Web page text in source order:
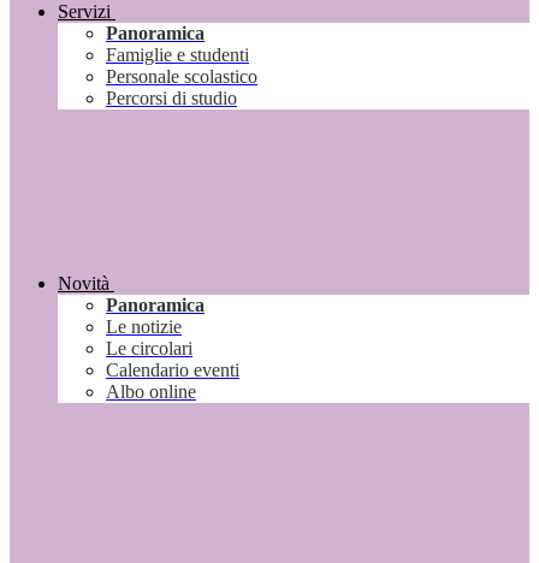
Servizi
Panoramica
Famiglie e studenti
Personale scolastico
Percorsi di studio
Novità
Panoramica
Le notizie
Le circolari
Calendario eventi
Albo online